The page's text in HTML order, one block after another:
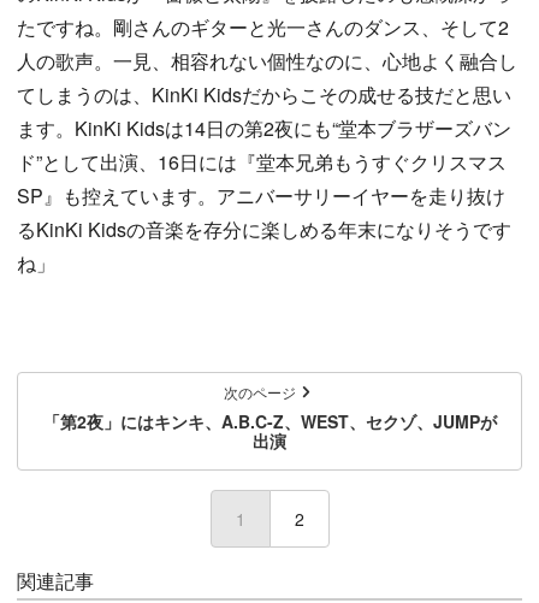
たですね。剛さんのギターと光一さんのダンス、そして2
人の歌声。一見、相容れない個性なのに、心地よく融合し
てしまうのは、KinKi Kidsだからこその成せる技だと思い
ます。KinKi Kidsは14日の第2夜にも“堂本ブラザーズバン
ド”として出演、16日には『堂本兄弟もうすぐクリスマス
SP』も控えています。アニバーサリーイヤーを走り抜け
るKinKi Kidsの音楽を存分に楽しめる年末になりそうです
ね」
次のページ
「第2夜」にはキンキ、A.B.C-Z、WEST、セクゾ、JUMPが
出演
1 (current)
2
関連記事